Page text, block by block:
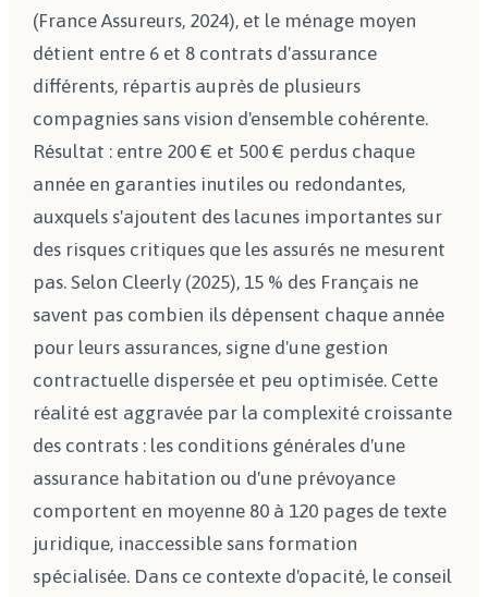
(France Assureurs, 2024), et le ménage moyen
détient entre 6 et 8 contrats d'assurance
différents, répartis auprès de plusieurs
compagnies sans vision d'ensemble cohérente.
Résultat : entre 200 € et 500 € perdus chaque
année en garanties inutiles ou redondantes,
auxquels s'ajoutent des lacunes importantes sur
des risques critiques que les assurés ne mesurent
pas. Selon Cleerly (2025), 15 % des Français ne
savent pas combien ils dépensent chaque année
pour leurs assurances, signe d'une gestion
contractuelle dispersée et peu optimisée. Cette
réalité est aggravée par la complexité croissante
des contrats : les conditions générales d'une
assurance habitation ou d'une prévoyance
comportent en moyenne 80 à 120 pages de texte
juridique, inaccessible sans formation
spécialisée. Dans ce contexte d'opacité, le conseil